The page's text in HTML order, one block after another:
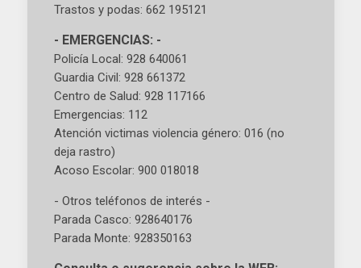
Trastos y podas: 662 195121
- EMERGENCIAS: -
Policía Local: 928 640061
Guardia Civil: 928 661372
Centro de Salud: 928 117166
Emergencias: 112
Atención victimas violencia género: 016 (no
deja rastro)
Acoso Escolar: 900 018018
- Otros teléfonos de interés -
Parada Casco: 928640176
Parada Monte: 928350163